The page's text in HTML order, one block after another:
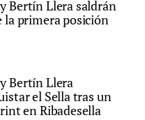
Bertín Llera saldrán
la primera posición
Bertín Llera
el Sella tras un
en Ribadesella